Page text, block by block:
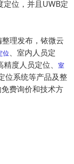
定位，并且UWB定
理发布，铱微云
位、室内人员定
度人员定位、
室
位系统等产品及整
费询价和技术方